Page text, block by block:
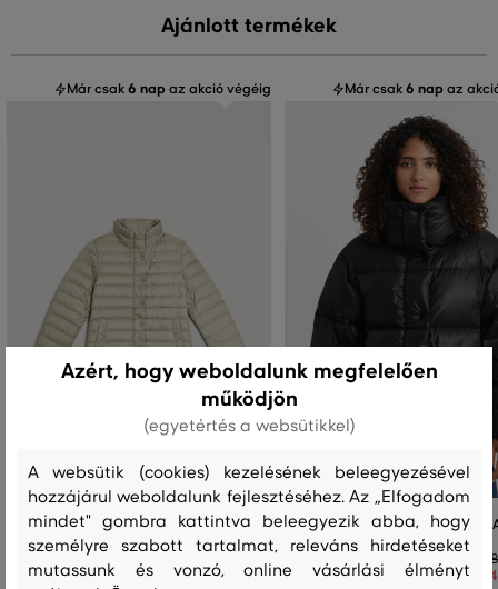
Ajánlott termékek
Már csak 6 nap az akció végéig
DZSEKI GANT LIGHT DOWN JACKET
77 990 Ft
Már csak 6 nap az
DZSEKI GANT RELAXED DOWN
Azért, hogy weboldalunk megfelelően
működjön
(egyetértés a websütikkel)
A websütik (cookies) kezelésének beleegyezésével
hozzájárul weboldalunk fejlesztéséhez. Az „Elfogadom
mindet" gombra kattintva beleegyezik abba, hogy
személyre szabott tartalmat, releváns hirdetéseket
mutassunk és vonzó, online vásárlási élményt